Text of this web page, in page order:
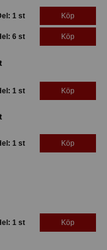
1 st Köp
6 st Köp
1 st Köp
1 st Köp
1 st Köp